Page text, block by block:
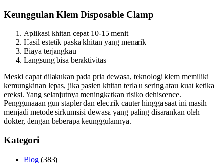
Keunggulan Klem Disposable Clamp
Aplikasi khitan cepat 10-15 menit
Hasil estetik paska khitan yang menarik
Biaya terjangkau
Langsung bisa beraktivitas
Meski dapat dilakukan pada pria dewasa, teknologi klem memiliki
kemungkinan lepas, jika pasien khitan terlalu sering atau kuat ketika
ereksi. Yang selanjutnya meningkatkan risiko dehiscence.
Penggunaaan gun stapler dan electrik cauter hingga saat ini masih
menjadi metode sirkumsisi dewasa yang paling disarankan oleh
dokter, dengan beberapa keunggulannya.
Kategori
Blog (383)